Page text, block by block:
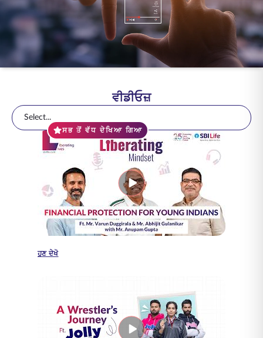
ENGLISH
ਆਨਲਾਈਨ ਖਰੀਦੋ
1800 267 9090
ਵੀਡੀਓਜ਼
Select...
ਸਭ ਤੋਂ ਵੱਧ ਦੇਖਿਆ ਗਿਆ
ਹੁਣ ਦੇਖੋ